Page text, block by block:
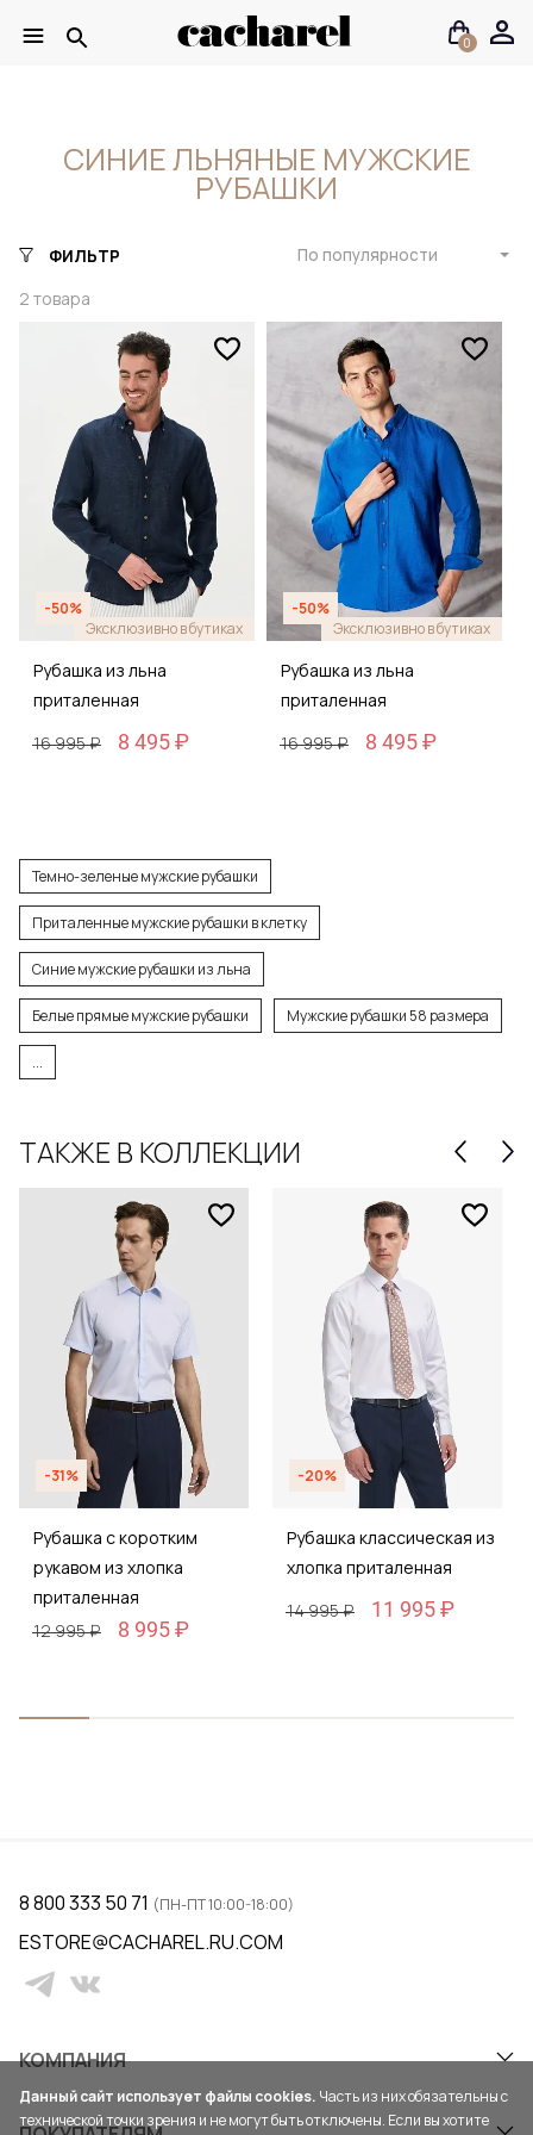
0
СИНИЕ ЛЬНЯНЫЕ МУЖСКИЕ
РУБАШКИ
ФИЛЬТР
2 товара
По популярности
-50%
Эксклюзивно в бутиках
Рубашка из льна
приталенная
16 995 ₽
8 495 ₽
-50%
Эксклюзивно в бутиках
Рубашка из льна
приталенная
16 995 ₽
8 495 ₽
Темно-зеленые мужские рубашки
Приталенные мужские рубашки в клетку
Синие мужские рубашки из льна
Белые прямые мужские рубашки Мужские рубашки 58 размера
...
ТАКЖЕ В КОЛЛЕКЦИИ
-31%
Рубашка с коротким
рукавом из хлопка
приталенная
12 995 ₽
8 995 ₽
-20%
Рубашка классическая из
хлопка приталенная
14 995 ₽
11 995 ₽
КОМПАНИЯ
8 800 333 50 71 (ПН-ПТ 10:00-18:00)
ESTORE@CACHAREL.RU.COM
Данный сайт использует файлы cookies. Часть из них обязательны с
технической точки зрения и не могут быть отключены. Если вы хотите